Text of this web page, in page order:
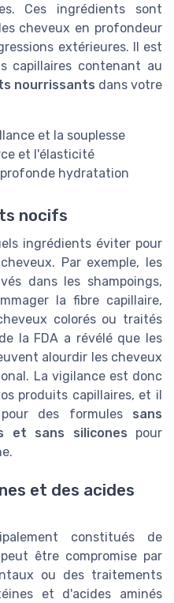
Ces ingrédients sont
cheveux en profondeur
extérieures. Il est
capillaires contenant au
nourrissants dans votre
et la souplesse
et l'élasticité
hydratation
nocifs
ingrédients éviter pour
Par exemple, les
dans les shampoings,
la fibre capillaire,
colorés ou traités
la FDA a révélé que les
alourdir les cheveux
La vigilance est donc
produits capillaires, et il
des formules sans
et sans silicones pour
et des acides
constitués de
être compromise par
ou des traitements
et d'acides aminés